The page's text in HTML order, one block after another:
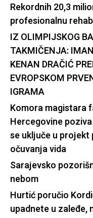
Rekordnih 20,3
profesionalnu
IZ OLIMPIJSKOG
TAKMIČENJA:
KENAN DRAČIĆ
EVROPSKOM
IGRAMA
Komora magistara
Hercegovine
se uključe u
očuvanja vida
Sarajevsko
nebom
Hurtić poručio
upadnete u zaleđe,